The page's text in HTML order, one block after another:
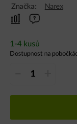
Značka:
Narex
1-4 kusů
Dostupnost na